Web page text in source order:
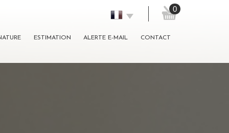
0
ESTIMATION ALERTE E-MAIL CONTACT